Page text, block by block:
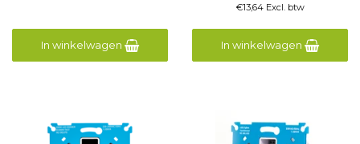
In winkelwagen
€13,64 Excl. btw
In winkelwagen